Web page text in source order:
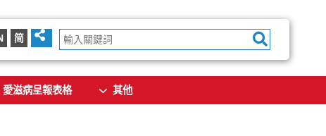
简
愛滋病呈報表格 其他